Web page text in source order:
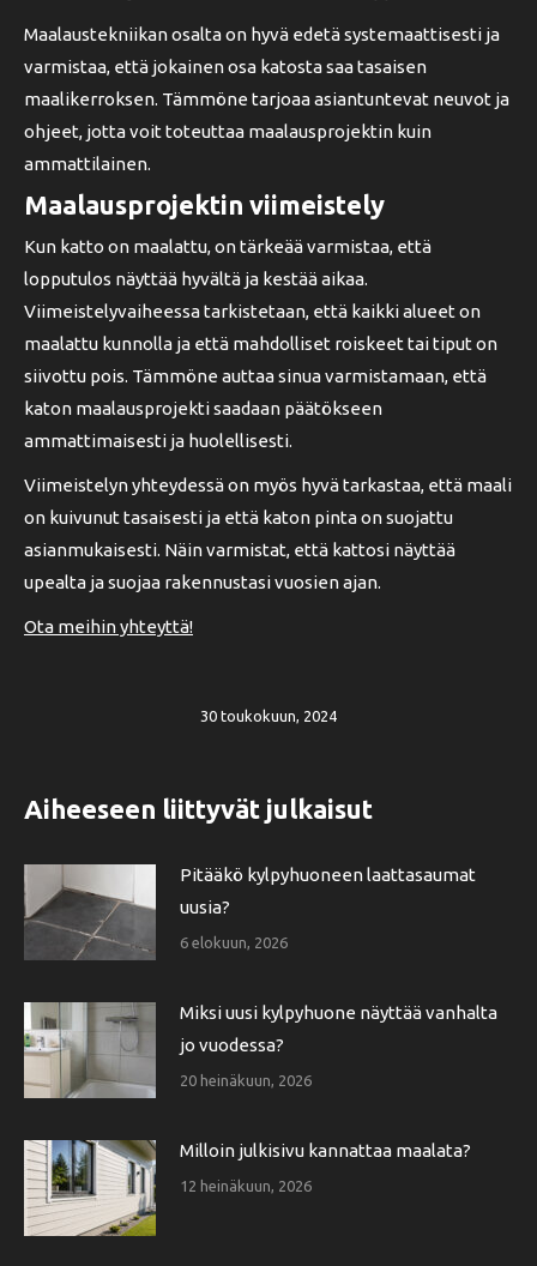
Maalaustekniikan osalta on hyvä edetä systemaattisesti ja
varmistaa, että jokainen osa katosta saa tasaisen
maalikerroksen. Tämmöne tarjoaa asiantuntevat neuvot ja
ohjeet, jotta voit toteuttaa maalausprojektin kuin
ammattilainen.
Maalausprojektin viimeistely
Kun katto on maalattu, on tärkeää varmistaa, että
lopputulos näyttää hyvältä ja kestää aikaa.
Viimeistelyvaiheessa tarkistetaan, että kaikki alueet on
maalattu kunnolla ja että mahdolliset roiskeet tai tiput on
siivottu pois. Tämmöne auttaa sinua varmistamaan, että
katon maalausprojekti saadaan päätökseen
ammattimaisesti ja huolellisesti.
Viimeistelyn yhteydessä on myös hyvä tarkastaa, että maali
on kuivunut tasaisesti ja että katon pinta on suojattu
asianmukaisesti. Näin varmistat, että kattosi näyttää
upealta ja suojaa rakennustasi vuosien ajan.
Ota meihin yhteyttä!
30 toukokuun, 2024
Aiheeseen liittyvät julkaisut
Pitääkö kylpyhuoneen laattasaumat
uusia?
6 elokuun, 2026
Miksi uusi kylpyhuone näyttää vanhalta
jo vuodessa?
20 heinäkuun, 2026
Milloin julkisivu kannattaa maalata?
12 heinäkuun, 2026